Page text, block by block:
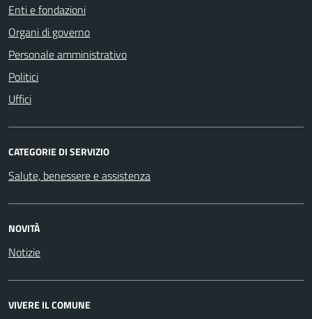
Enti e fondazioni
Organi di governo
Personale amministrativo
Politici
Uffici
CATEGORIE DI SERVIZIO
Salute, benessere e assistenza
NOVITÀ
Notizie
VIVERE IL COMUNE